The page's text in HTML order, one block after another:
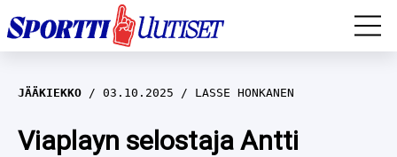
EM-YLEISURHEILU
JÄÄKIEKKO
JÄÄKIEKKO 03.10.2025 LASSE HONKANEN
Viaplayn selostaja Antti